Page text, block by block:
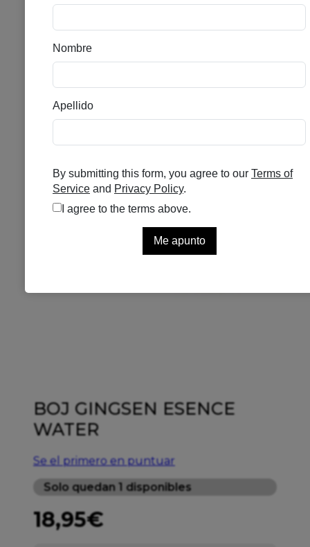
BOJ GINGSEN ESENCE
WATER
Se el primero en puntuar
Solo quedan 1 disponibles
18,95€